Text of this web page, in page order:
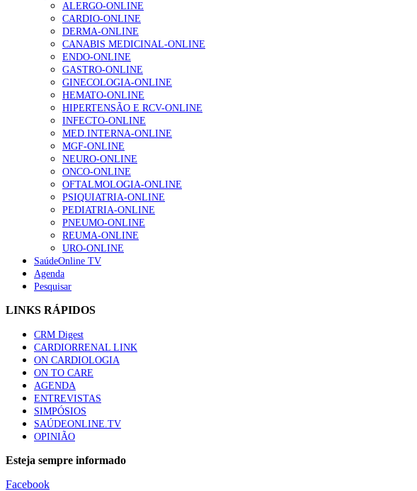
ALERGO-ONLINE
CARDIO-ONLINE
DERMA-ONLINE
CANABIS MEDICINAL-ONLINE
ENDO-ONLINE
GASTRO-ONLINE
GINECOLOGIA-ONLINE
HEMATO-ONLINE
HIPERTENSÃO E RCV-ONLINE
INFECTO-ONLINE
MED.INTERNA-ONLINE
MGF-ONLINE
NEURO-ONLINE
ONCO-ONLINE
OFTALMOLOGIA-ONLINE
PSIQUIATRIA-ONLINE
PEDIATRIA-ONLINE
PNEUMO-ONLINE
REUMA-ONLINE
URO-ONLINE
SaúdeOnline TV
Agenda
Pesquisar
LINKS RÁPIDOS
CRM Digest
CARDIORRENAL LINK
ON CARDIOLOGIA
ON TO CARE
AGENDA
ENTREVISTAS
SIMPÓSIOS
SAÚDEONLINE.TV
OPINIÃO
Esteja sempre informado
Facebook